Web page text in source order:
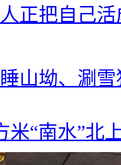
正把自己活
山坳、涮
米“南水”北